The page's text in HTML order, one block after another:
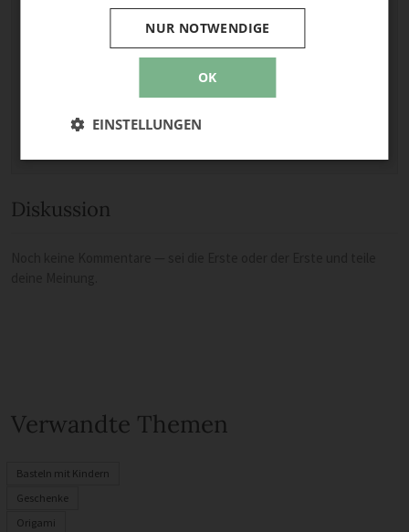
Bild anhängen
Keine Datei ausgewählt
Diskussion
Verwandte Themen
Basteln mit Kindern
Geschenke
Origami
OK
NUR NOTWENDIGE
EINSTELLUNGEN